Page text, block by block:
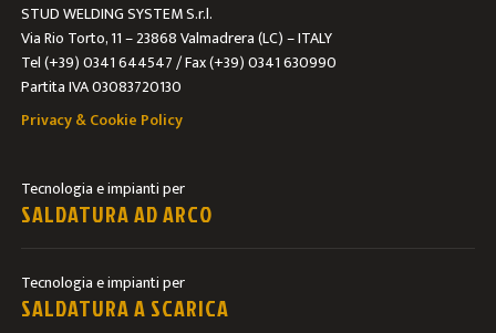
STUD WELDING SYSTEM S.r.l.
Via Rio Torto, 11 – 23868 Valmadrera (LC) – ITALY
Tel (+39) 0341 644547 / Fax (+39) 0341 630990
Partita IVA 03083720130
Privacy & Cookie Policy
Tecnologia e impianti per
SALDATURA AD ARCO
Tecnologia e impianti per
SALDATURA A SCARICA